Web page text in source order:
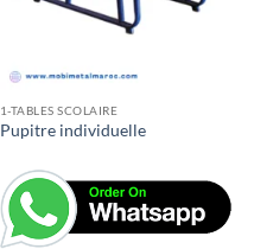
1-TABLES SCOLAIRE
Pupitre individuelle